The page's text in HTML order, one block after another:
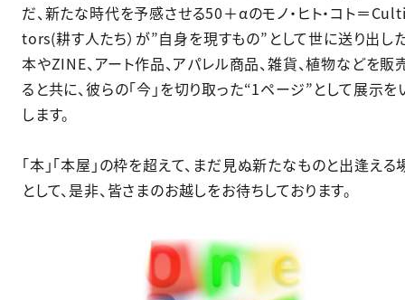
だ、新たな時代を予感させる50＋αのモノ・ヒト・コト＝
tors(耕す人たち）が”自身を現すもの”として世に送り出し
本やZINE、アート作品、アパレル商品、雑貨、植物などを販
ると共に、彼らの「今」を切り取った“1ページ”として展示を
します。​
「本」「本屋」の枠を超えて、まだ見ぬ新たなものと出逢える
として、是非、皆さまのお越しをお待ちしております。